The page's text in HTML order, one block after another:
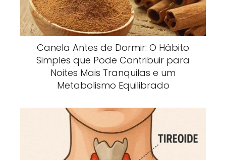
Canela Antes de Dormir: O Hábito
Simples que Pode Contribuir para
Noites Mais Tranquilas e um
Metabolismo Equilibrado